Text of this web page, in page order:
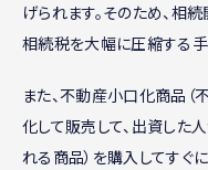
げられます。そのため、相
相続税を大幅に圧縮する手
また、不動産小口化商品
化して販売して、出資した
れる商品）を購入してすぐ